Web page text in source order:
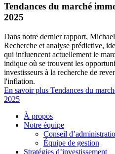
Tendances du marché
2025
Dans notre dernier rapport,
Recherche et analyse prédictive,
qui influencent actuellement le
indique où se trouvent les
investisseurs à la recherche de
l'inflation.
En savoir plus Tendances du
2025
À propos
Notre équipe
Conseil
Équipe de gestion
Stratégies d’investissement